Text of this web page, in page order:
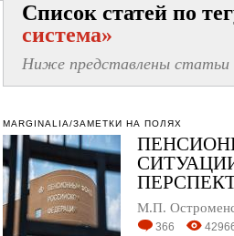
Список статей по
система»
Ниже представлены статьи
MARGINALIA/ЗАМЕТКИ НА ПОЛЯХ
М.П.
366